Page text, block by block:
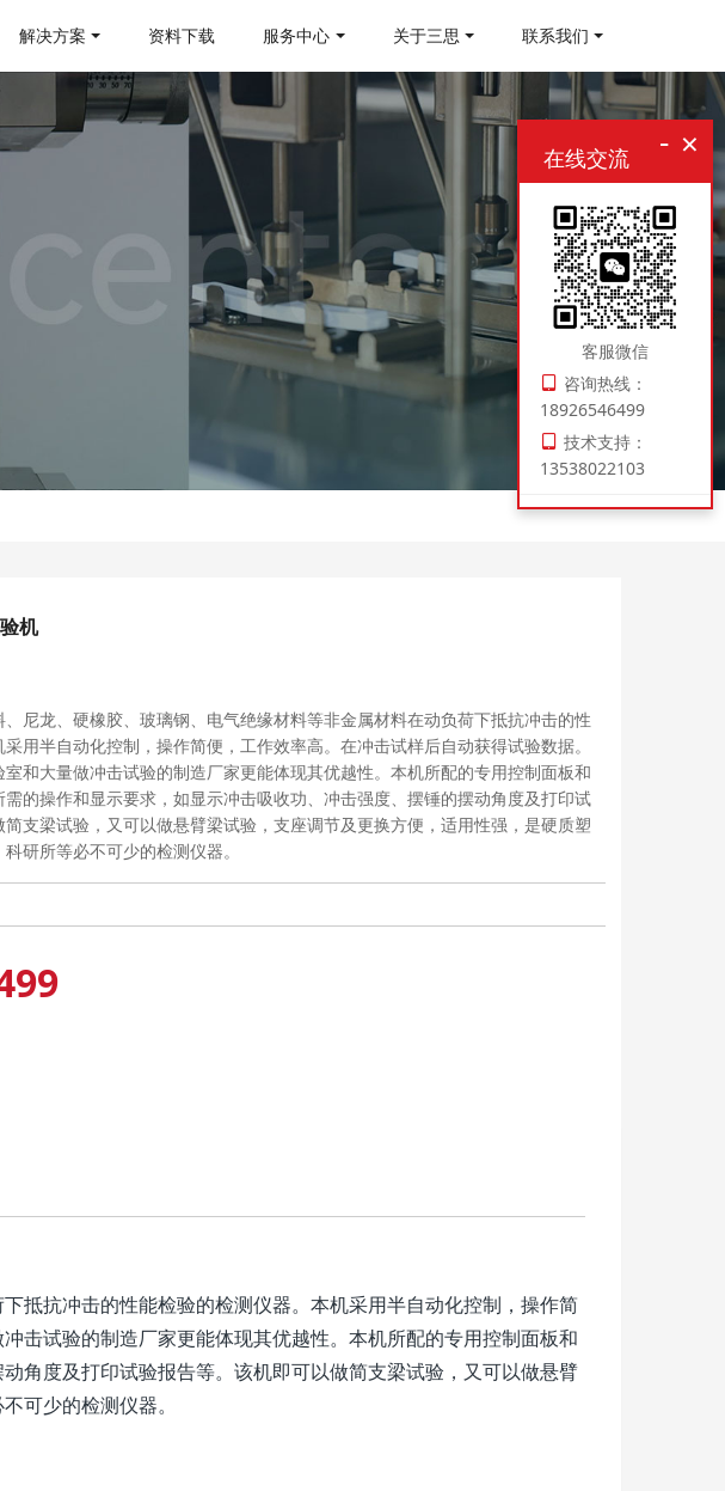
解决方案 资料下载 服务中心 关于三思 联系我们
机
尼龙、硬橡胶、玻璃钢、电气绝缘材料等非金属材料在动负荷下抵抗冲击的性
用半自动化控制，操作简便，工作效率高。在冲击试样后自动获得试验数据。
和大量做冲击试验的制造厂家更能体现其优越性。本机所配的专用控制面板和
的操作和显示要求，如显示冲击吸收功、冲击强度、摆锤的摆动角度及打印试
支梁试验，又可以做悬臂梁试验，支座调节及更换方便，适用性强，是硬质塑
研所等必不可少的检测仪器。
抵抗冲击的性能检验的检测仪器。本机采用半自动化控制，操作简
击试验的制造厂家更能体现其优越性。本机所配的专用控制面板和
角度及打印试验报告等。该机即可以做简支梁试验，又可以做悬臂
可少的检测仪器。
×
-
在线交流
客服微信
咨询热线：
18926546499
技术支持：
13538022103